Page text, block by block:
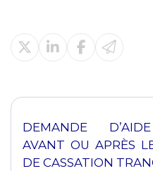
DEMANDE
AVANT OU APRÈS
DE CASSATION